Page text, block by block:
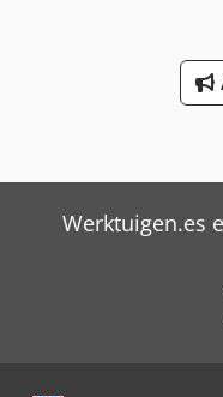
Protector CE *
Diversas herramientas
Werktuigen.es